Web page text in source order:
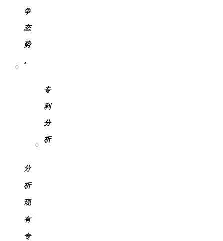
争
态
势
。
专
利
分
析
分
析
现
有
专